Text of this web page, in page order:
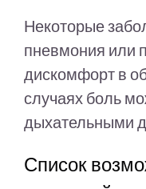
Некоторые
пневмония или
дискомфорт в
случаях боль
дыхательными
Список